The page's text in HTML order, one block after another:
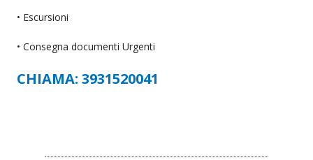
• Escursioni
• Consegna documenti Urgenti
CHIAMA: 3931520041